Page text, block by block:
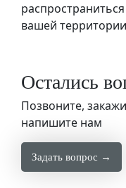
вашей
Остались
Позвоните,
напишите нам
Задать вопрос →